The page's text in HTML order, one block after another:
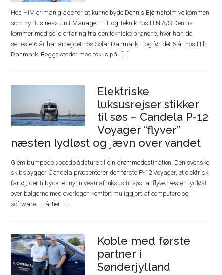
Hos HIM er man glade for at kunne byde Dennis Bjørnsholm velkommen
som ny Business Unit Manager i EL og Teknik hos HIN A/S.Dennis
kommer med solid erfaring fra den tekniske branche, hvor han de
seneste 6 år har arbejdet hos Solar Danmark – og før det 6 år hos Hilti
Danmark. Begge steder med fokus på
Elektriske
luksusrejser stikker
til søs – Candela P-12
Voyager “flyver”
næsten lydløst og jævn over vandet
Glem bumpede speedbådsture til din drømmedestination. Den svenske
skibsbygger Candela præsenterer den første P-12 Voyager, et elektrisk
fartøj, der tilbyder et nyt niveau af luksus til søs: at flyve næsten lydløst
over bølgerne med overlegen komfort muliggjort af computere og
software. - I årtier
Koble med første
partner i
Sønderjylland